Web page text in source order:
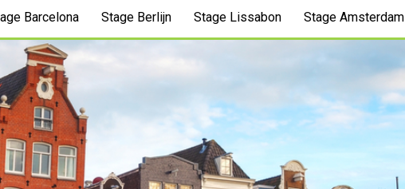
Barcelona Stage Berlijn Stage Lissabon Stage Amsterdam